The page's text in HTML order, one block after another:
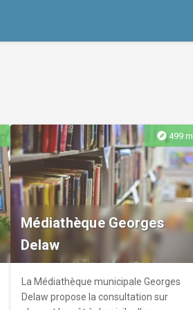
explore 499 m
Médiathèque Georges
Delaw
La Médiathèque municipale Georges
Delaw propose la consultation sur